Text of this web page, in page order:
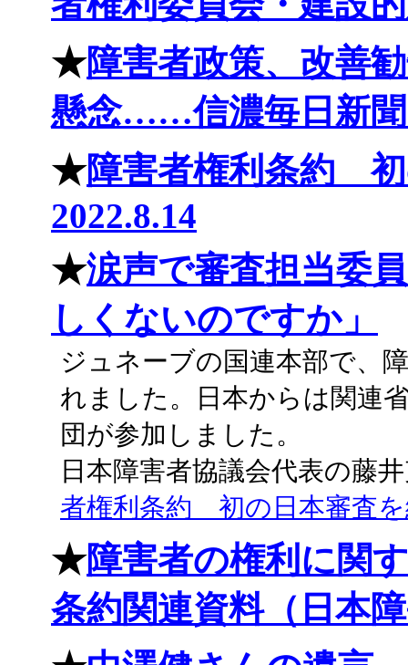
★障害者政策、改善
懸念……信濃毎日新
★障害者権利条約
2022.8.14
★涙声で審査担当委
しくないのですか」
ジュネーブの国連本部で、
れました。日本からは関連
団が参加しました。
日本障害者協議会代表の藤
者権利条約 初の日本審査
★障害者の権利に関
条約関連資料（日本